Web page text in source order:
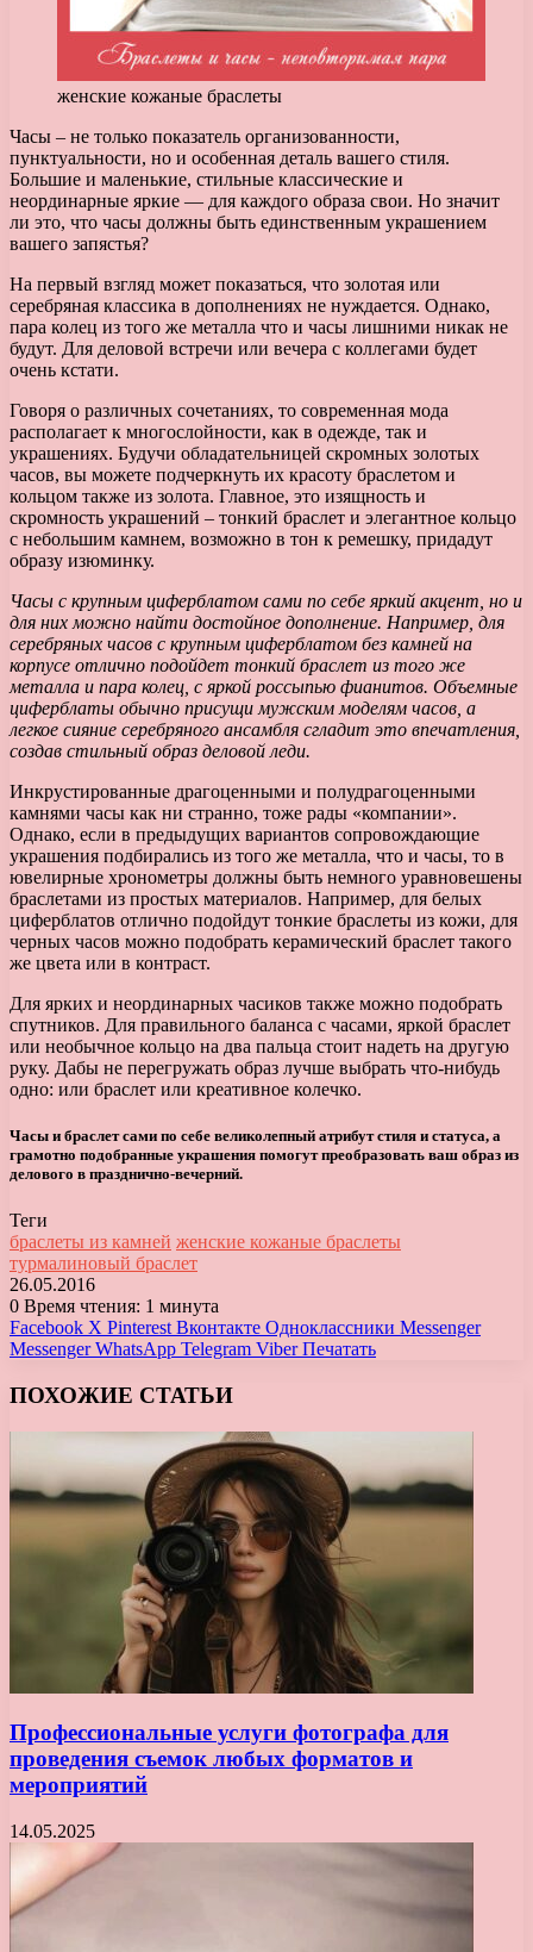
женские кожаные браслеты
Часы – не только показатель организованности,
пунктуальности, но и особенная деталь вашего стиля.
Большие и маленькие, стильные классические и
неординарные яркие — для каждого образа свои. Но значит
ли это, что часы должны быть единственным украшением
вашего запястья?
На первый взгляд может показаться, что золотая или
серебряная классика в дополнениях не нуждается. Однако,
пара колец из того же металла что и часы лишними никак не
будут. Для деловой встречи или вечера с коллегами будет
очень кстати.
Говоря о различных сочетаниях, то современная мода
располагает к многослойности, как в одежде, так и
украшениях. Будучи обладательницей скромных золотых
часов, вы можете подчеркнуть их красоту браслетом и
кольцом также из золота. Главное, это изящность и
скромность украшений – тонкий браслет и элегантное кольцо
с небольшим камнем, возможно в тон к ремешку, придадут
образу изюминку.
Часы с крупным циферблатом сами по себе яркий акцент, но и
для них можно найти достойное дополнение. Например, для
серебряных часов с крупным циферблатом без камней на
корпусе отлично подойдет тонкий браслет из того же
металла и пара колец, с яркой россыпью фианитов. Объемные
циферблаты обычно присущи мужским моделям часов, а
легкое сияние серебряного ансамбля сгладит это впечатления,
создав стильный образ деловой леди.
Инкрустированные драгоценными и полудрагоценными
камнями часы как ни странно, тоже рады «компании».
Однако, если в предыдущих вариантов сопровождающие
украшения подбирались из того же металла, что и часы, то в
ювелирные хронометры должны быть немного уравновешены
браслетами из простых материалов. Например, для белых
циферблатов отлично подойдут тонкие браслеты из кожи, для
черных часов можно подобрать керамический браслет такого
же цвета или в контраст.
Для ярких и неординарных часиков также можно подобрать
спутников. Для правильного баланса с часами, яркой браслет
или необычное кольцо на два пальца стоит надеть на другую
руку. Дабы не перегружать образ лучше выбрать что-нибудь
одно: или браслет или креативное колечко.
Часы и браслет сами по себе великолепный атрибут стиля и статуса, а
грамотно подобранные украшения помогут преобразовать ваш образ из
делового в празднично-вечерний.
Теги
браслеты из камней женские кожаные браслеты
турмалиновый браслет
26.05.2016
0 Время чтения: 1 минута
Facebook X Pinterest Вконтакте Одноклассники Messenger
Messenger WhatsApp Telegram Viber Печатать
ПОХОЖИЕ СТАТЬИ
Профессиональные услуги фотографа для
проведения съемок любых форматов и
мероприятий
14.05.2025